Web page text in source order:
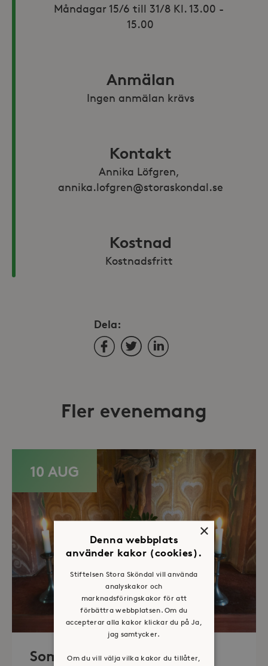
Måndagar 15/6 till 31/8 Kl. 13.00 -
15.00
Anmälan
Ingen anmälan krävs
Kontakt
Annika Löfgren,
annika.lofgren@storaskondal.se
Kostnad
Kostnadsfritt
Dela:
FacebookTwitterLinkedIn
Fler evenemang
10 AUG
Sommaröppet kapell
×
Denna webbplats
använder kakor (cookies).
Stiftelsen Stora Sköndal vill använda
analyskakor och
marknadsföringskakor för att
förbättra webbplatsen. Om du
accepterar alla kakor klickar du på Ja,
jag samtycker.
Om du vill välja vilka kakor du tillåter,